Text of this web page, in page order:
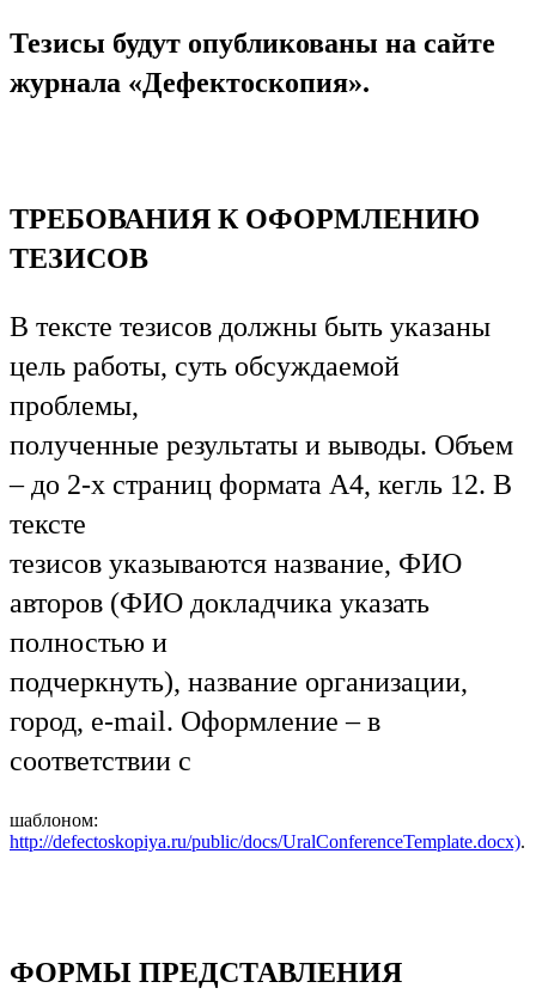
Тезисы будут опубликованы на сайте
журнала «Дефектоскопия».
ТРЕБОВАНИЯ К ОФОРМЛЕНИЮ
ТЕЗИСОВ
В тексте тезисов должны быть указаны
цель работы, суть обсуждаемой
проблемы,
полученные результаты и выводы. Объем
– до 2-х страниц формата А4, кегль 12. В
тексте
тезисов указываются название, ФИО
авторов (ФИО докладчика указать
полностью и
подчеркнуть), название организации,
город, e-mail. Оформление – в
соответствии с
шаблоном:
http://defectoskopiya.ru/public/docs/UralConferenceTemplate.docx).
ФОРМЫ ПРЕДСТАВЛЕНИЯ